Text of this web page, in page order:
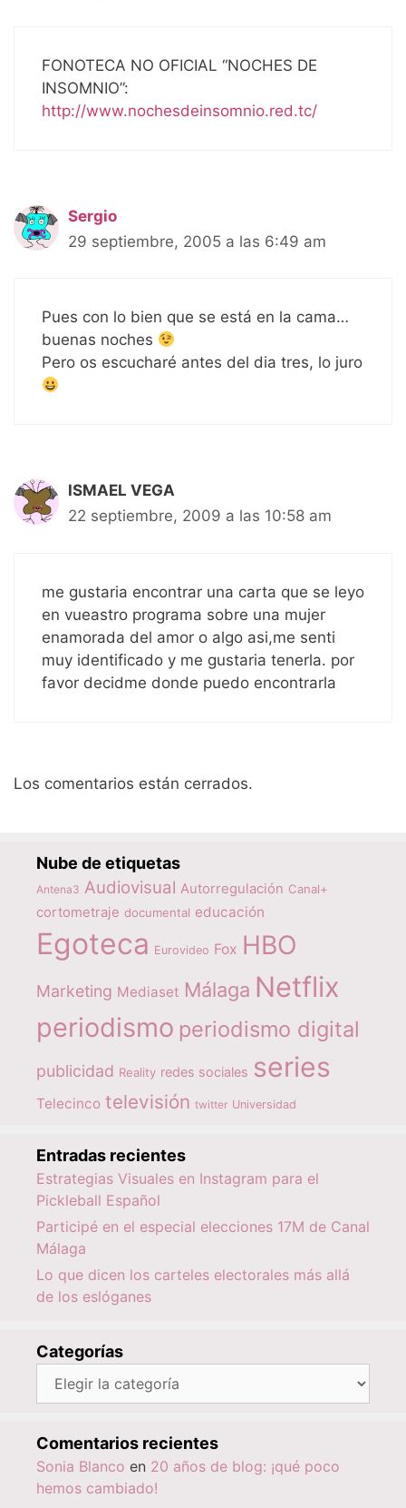
FONOTECA NO OFICIAL “NOCHES DE
INSOMNIO”:
http://www.nochesdeinsomnio.red.tc/
Sergio
29 septiembre, 2005 a las 6:49 am
Pues con lo bien que se está en la cama…
buenas noches
Pero os escucharé antes del dia tres, lo juro
ISMAEL VEGA
22 septiembre, 2009 a las 10:58 am
me gustaria encontrar una carta que se leyo
en vueastro programa sobre una mujer
enamorada del amor o algo asi,me senti
muy identificado y me gustaria tenerla. por
favor decidme donde puedo encontrarla
Los comentarios están cerrados.
Nube de etiquetas
Antena3 Audiovisual Autorregulación Canal+
cortometraje documental educación
Egoteca Eurovideo Fox HBO
Marketing Mediaset Málaga Netflix
periodismo periodismo digital
publicidad Reality redes sociales series
Telecinco televisión twitter Universidad
Entradas recientes
Estrategias Visuales en Instagram para el
Pickleball Español
Participé en el especial elecciones 17M de Canal
Málaga
Lo que dicen los carteles electorales más allá
de los eslóganes
Categorías
Comentarios recientes
Sonia Blanco en 20 años de blog: ¡qué poco
hemos cambiado!